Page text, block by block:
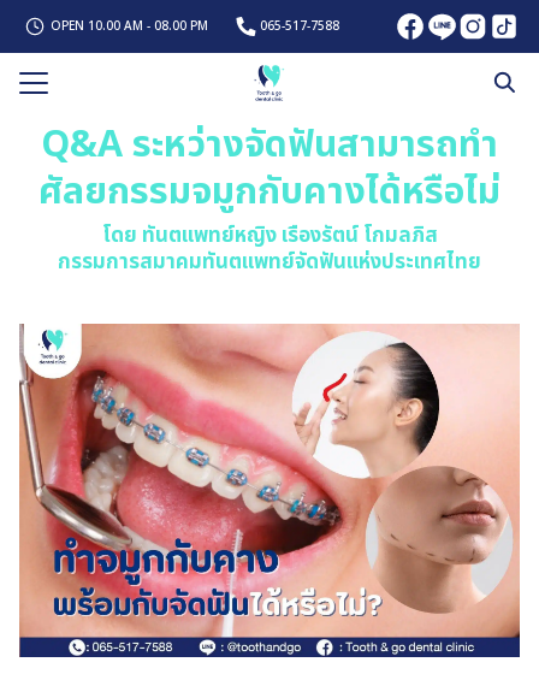
Skip
content
OPEN 10.00 AM - 08.00 PM 065-517-7588
ย์
Search
for:Q&A ระหว่างจัดฟันสามารถทำ
ศัลยกรรมจมูกกับคางได้หรือไม่
โดย ทันตแพทย์หญิง เรืองรัตน์ โกมลภิส
กรรมการสมาคมทันตแพทย์จัดฟันแห่งประเทศไทย